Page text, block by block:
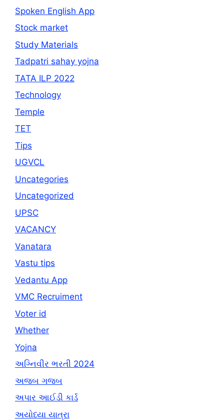
Spoken English App
Stock market
Study Materials
Tadpatri sahay yojna
TATA ILP 2022
Technology
Temple
TET
Tips
UGVCL
Uncategories
Uncategorized
UPSC
VACANCY
Vanatara
Vastu tips
Vedantu App
VMC Recruiment
Voter id
Whether
Yojna
અગ્નિવીર ભરતી 2024
અજબ ગજબ
અપાર આઈડી કાર્ડ
અયોધ્યા યાત્રા